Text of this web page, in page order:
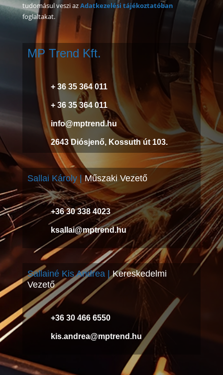
tudomásul veszi azAdatkezelési tájékoztatóban
foglaltakat.
MP Trend Kft.
+ 36 35 364 011
+ 36 35 364 011
info@mptrend.hu
2643 Diósjenő, Kossuth út 103.
Sallai Károly |Műszaki Vezető
+36 30 338 4023
ksallai@mptrend.hu
Sallainé Kis Andrea |Kereskedelmi
Vezető
+36 30 466 6550
kis.andrea@mptrend.hu